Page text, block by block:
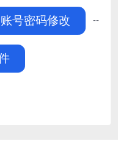
账号密码修改 --